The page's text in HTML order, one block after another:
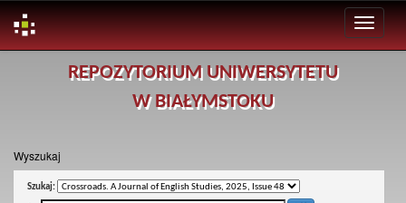
REPOZYTORIUM UNIWERSYTETU
W BIAŁYMSTOKU
Wyszukaj
Szukaj: